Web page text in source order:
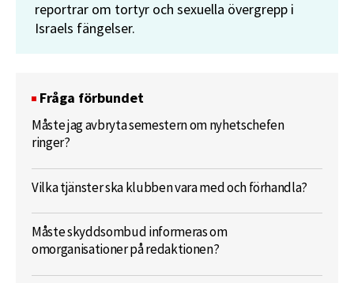
reportrar om tortyr och sexuella övergrepp i
Israels fängelser.
Fråga förbundet
Måste jag avbryta semestern om nyhetschefen
ringer?
Vilka tjänster ska klubben vara med och förhandla?
Måste skyddsombud informeras om
omorganisationer på redaktionen?